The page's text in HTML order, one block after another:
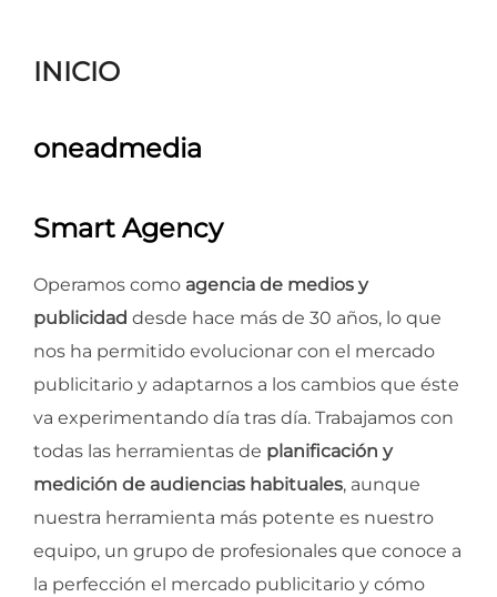
INICIO
oneadmedia
Smart Agency
Operamos como agencia de medios y
publicidad desde hace más de 30 años, lo que
nos ha permitido evolucionar con el mercado
publicitario y adaptarnos a los cambios que éste
va experimentando día tras día. Trabajamos con
todas las herramientas de planificación y
medición de audiencias habituales, aunque
nuestra herramienta más potente es nuestro
equipo, un grupo de profesionales que conoce a
la perfección el mercado publicitario y cómo